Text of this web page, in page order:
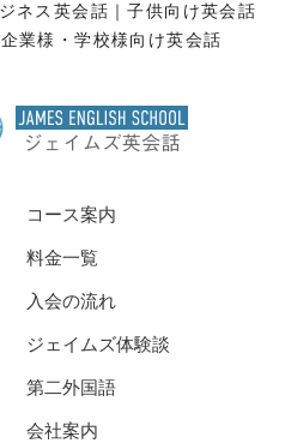
ネス英会話
子供向け英会話
企業様・学校様向け英会話
コース案内
料金一覧
入会の流れ
ジェイムズ体験談
第二外国語
会社案内